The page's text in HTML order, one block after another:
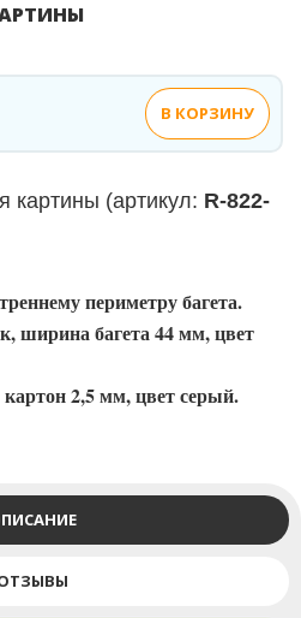
В КОРЗИНУ
картины (артикул: R-822-
периметру багета.
ширина багета 44 мм, цвет
2,5 мм, цвет серый.